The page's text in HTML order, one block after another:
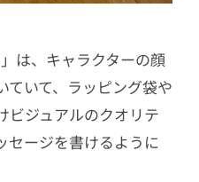
は、キャラクターの顔
ていて、ラッピング袋や
ビジュアルのクオリテ
セージを書けるように